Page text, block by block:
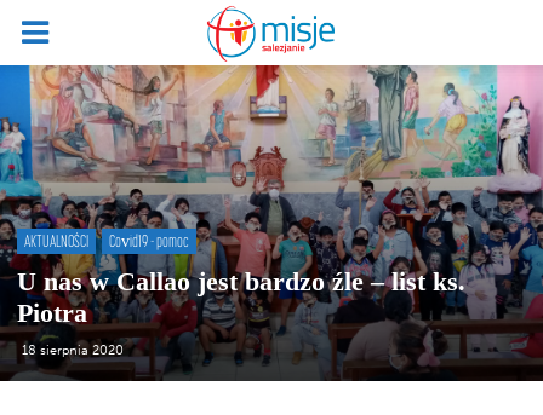
AKTUALNOŚCI Covid19 - pomoc
U nas w Callao jest bardzo źle – list ks.
Piotra
18 sierpnia 2020